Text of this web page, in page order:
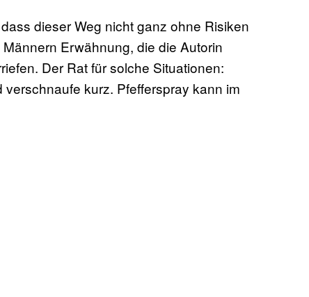
dieser Weg nicht ganz ohne Risiken
Erwähnung, die die Autorin
Der Rat für solche Situationen:
kurz. Pfefferspray kann im